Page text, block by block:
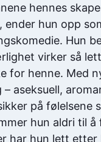
hennes
ender hun opp
Hun
virker så
for henne. Med
aseksuell,
på følelsene
hun aldri til å
har hun lett etter